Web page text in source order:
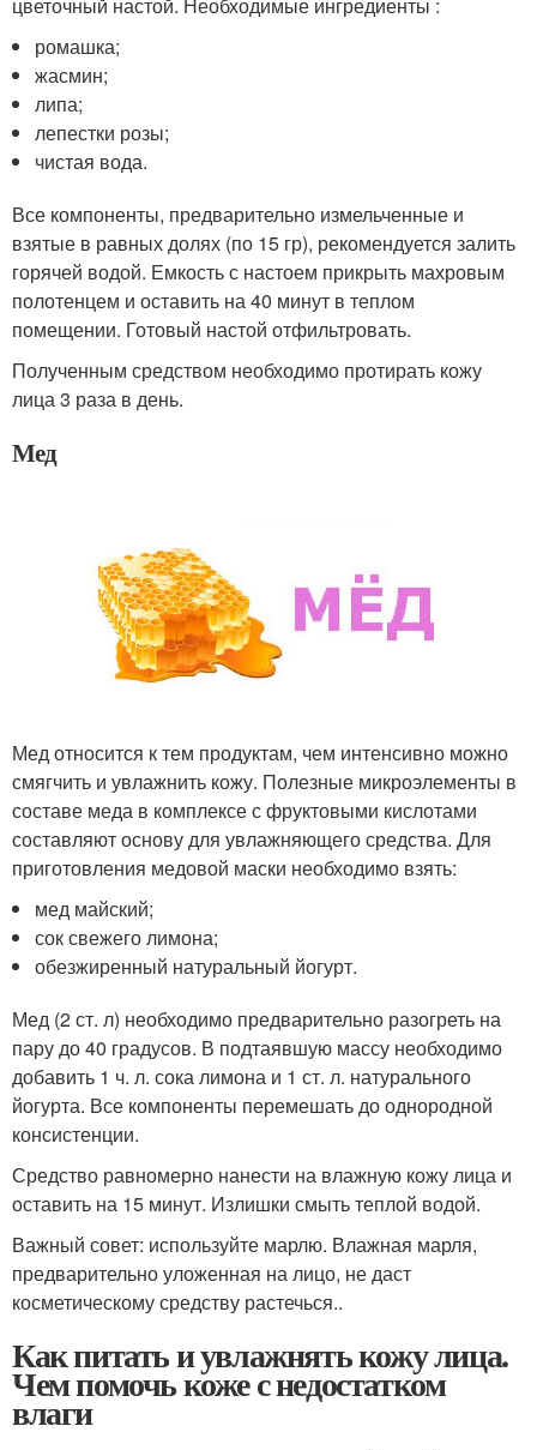
цветочный настой. Необходимые ингредиенты :
ромашка;
жасмин;
липа;
лепестки розы;
чистая вода.
Все компоненты, предварительно измельченные и
взятые в равных долях (по 15 гр), рекомендуется залить
горячей водой. Емкость с настоем прикрыть махровым
полотенцем и оставить на 40 минут в теплом
помещении. Готовый настой отфильтровать.
Полученным средством необходимо протирать кожу
лица 3 раза в день.
Мед
Мед относится к тем продуктам, чем интенсивно можно
смягчить и увлажнить кожу. Полезные микроэлементы в
составе меда в комплексе с фруктовыми кислотами
составляют основу для увлажняющего средства. Для
приготовления медовой маски необходимо взять:
мед майский;
сок свежего лимона;
обезжиренный натуральный йогурт.
Мед (2 ст. л) необходимо предварительно разогреть на
пару до 40 градусов. В подтаявшую массу необходимо
добавить 1 ч. л. сока лимона и 1 ст. л. натурального
йогурта. Все компоненты перемешать до однородной
консистенции.
Средство равномерно нанести на влажную кожу лица и
оставить на 15 минут. Излишки смыть теплой водой.
Важный совет: используйте марлю. Влажная марля,
предварительно уложенная на лицо, не даст
косметическому средству растечься..
Как питать и увлажнять кожу лица.
Чем помочь коже с недостатком
влаги